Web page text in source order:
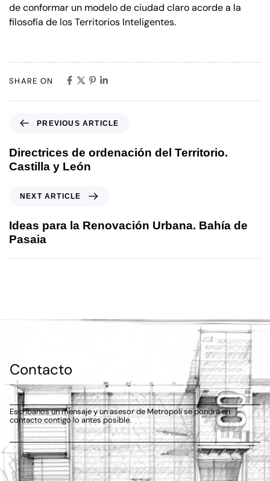
de conformar un modelo de ciudad claro acorde a la
filosofía de los Territorios Inteligentes.
SHARE ON
PREVIOUS ARTICLE
Directrices de ordenación del Territorio.
Castilla y León
NEXT ARTICLE
Ideas para la Renovación Urbana. Bahía de
Pasaia
Contacto
Escríbanos un mensaje y un asesor de Metropoli se pondrá en
contacto contigo lo antes posible.